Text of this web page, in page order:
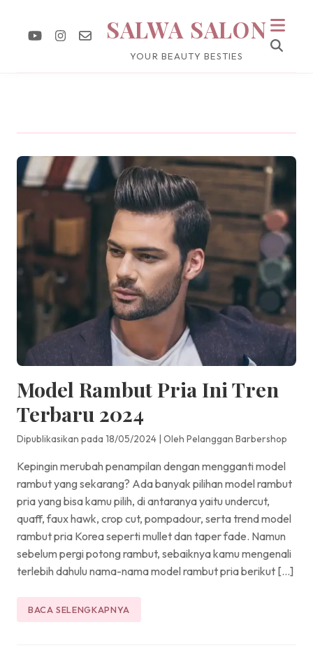
SALWA SALON
YOUR BEAUTY BESTIES
Model Rambut Pria Ini Tren
Terbaru 2024
Dipublikasikan pada 18/05/2024 | Oleh Pelanggan Barbershop
Kepingin merubah penampilan dengan mengganti model
rambut yang sekarang? Ada banyak pilihan model rambut
pria yang bisa kamu pilih, di antaranya yaitu undercut,
quaff, faux hawk, crop cut, pompadour, serta trend model
rambut pria Korea seperti mullet dan taper fade. Namun
sebelum pergi potong rambut, sebaiknya kamu mengenali
terlebih dahulu nama-nama model rambut pria berikut […]
BACA SELENGKAPNYA